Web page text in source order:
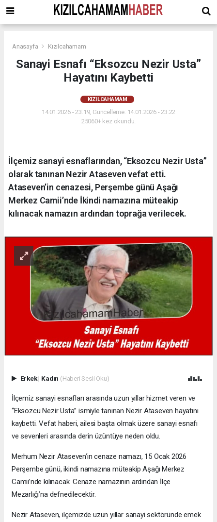
Anasayfa Kızılcahamam
Sanayi Esnafı “Eksozcu Nezir Usta”
Hayatını Kaybetti
KIZILCAHAMAM
14.01.2026 - 23:19, Güncelleme: 14.01.2026 - 23:22
25060+ kez okundu.
İlçemiz sanayi esnaflarından, “Eksozcu Nezir Usta”
olarak tanınan Nezir Ataseven vefat etti.
Ataseven’in cenazesi, Perşembe günü Aşağı
Merkez Camii’nde İkindi namazına müteakip
kılınacak namazın ardından toprağa verilecek.
Erkek| Kadın (Haberi Sesli Oku)
İlçemiz sanayi esnafları arasında uzun yıllar hizmet veren ve
“Eksozcu Nezir Usta” ismiyle tanınan Nezir Ataseven hayatını
kaybetti. Vefat haberi, ailesi başta olmak üzere sanayi esnafı
ve sevenleri arasında derin üzüntüye neden oldu.
Merhum Nezir Ataseven’in cenaze namazı, 15 Ocak 2026
Perşembe günü, ikindi namazına müteakip Aşağı Merkez
Camii’nde kılınacak. Cenaze namazının ardından İlçe
Mezarlığı’na defnedilecektir.
Nezir Ataseven, ilçemizde uzun yıllar sanayi sektöründe emek